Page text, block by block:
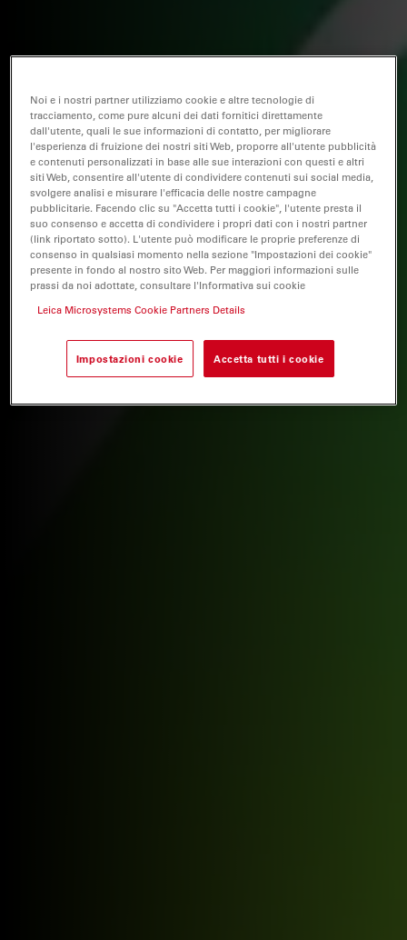
Noi e i nostri partner utilizziamo cookie e altre tecnologie di
tracciamento, come pure alcuni dei dati fornitici direttamente
dall'utente, quali le sue informazioni di contatto, per migliorare
l'esperienza di fruizione dei nostri siti Web, proporre all'utente pubblicità
e contenuti personalizzati in base alle sue interazioni con questi e altri
siti Web, consentire all'utente di condividere contenuti sui social media,
svolgere analisi e misurare l'efficacia delle nostre campagne
pubblicitarie. Facendo clic su "Accetta tutti i cookie", l'utente presta il
suo consenso e accetta di condividere i propri dati con i nostri partner
(link riportato sotto). L'utente può modificare le proprie preferenze di
consenso in qualsiasi momento nella sezione "Impostazioni dei cookie"
presente in fondo al nostro sito Web. Per maggiori informazioni sulle
prassi da noi adottate, consultare l'Informativa sui cookie
Leica Microsystems Cookie Partners Details
Impostazioni cookie Accetta tutti i cookie